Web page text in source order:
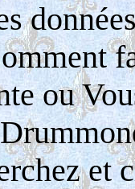
ou
et